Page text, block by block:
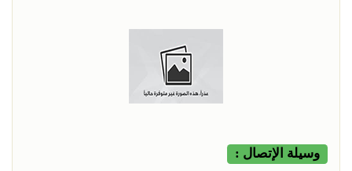
وسيلة الإتصال :